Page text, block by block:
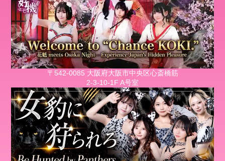
〒542-0085 大阪府大阪市中央区心斎橋筋
2-3-10-1F A号室